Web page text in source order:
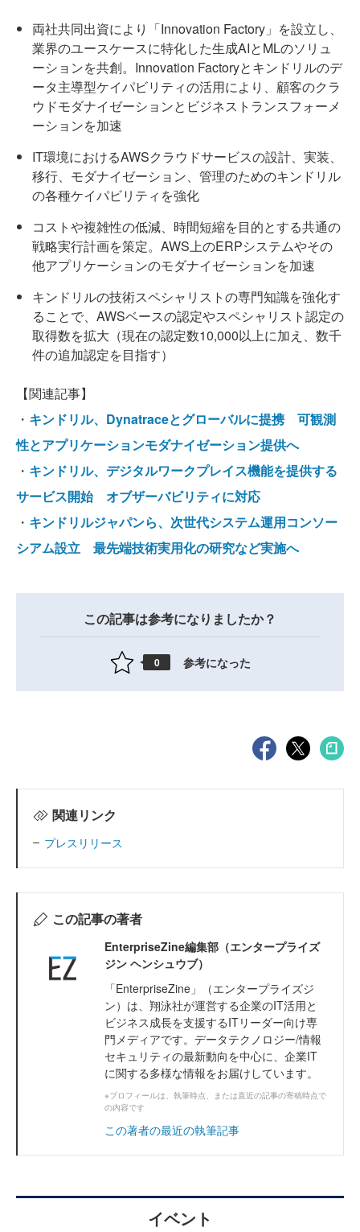
両社共同出資により「Innovation Factory」を設立し、
業界のユースケースに特化した生成AIとMLのソリュ
ーションを共創。Innovation Factoryとキンドリルのデ
ータ主導型ケイパビリティの活用により、顧客のクラ
ウドモダナイゼーションとビジネストランスフォーメ
ーションを加速
IT環境におけるAWSクラウドサービスの設計、実装、
移行、モダナイゼーション、管理のためのキンドリル
の各種ケイパビリティを強化
コストや複雑性の低減、時間短縮を目的とする共通の
戦略実行計画を策定。AWS上のERPシステムやその
他アプリケーションのモダナイゼーションを加速
キンドリルの技術スペシャリストの専門知識を強化す
ることで、AWSベースの認定やスペシャリスト認定の
取得数を拡大（現在の認定数10,000以上に加え、数千
件の追加認定を目指す）
【関連記事】
・ キンドリル、Dynatraceとグローバルに提携 可観測
性とアプリケーションモダナイゼーション提供へ
・ キンドリル、デジタルワークプレイス機能を提供する
サービス開始 オブザーバビリティに対応
・ キンドリルジャパンら、次世代システム運用コンソー
シアム設立 最先端技術実用化の研究など実施へ
この記事は参考になりましたか？
0 参考になった
関連リンク
プレスリリース
この記事の著者
EnterpriseZine編集部（エンタープライズ
ジン ヘンシュウブ）
「EnterpriseZine」（エンタープライズジ
ン）は、翔泳社が運営する企業のIT活用と
ビジネス成長を支援するITリーダー向け専
門メディアです。データテクノロジー/情報
セキュリティの最新動向を中心に、企業IT
に関する多様な情報をお届けしています。
※プロフィールは、執筆時点、または直近の記事の寄稿時点で
の内容です
この著者の最近の執筆記事
イベント